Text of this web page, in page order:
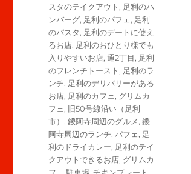
スタのテイクアウト, 足利のハ
ンバーグ, 足利のパフェ, 足利
のパスタ, 足利のデートに使え
るお店, 足利のおひとり様でも
入りやすいお店,通2丁目, 足利
のフレンチトースト, 足利のラ
ンチ, 足利のデリバリーがある
お店, 足利のカフェ, グリムカ
フェ, 旧50号線沿い（足利
市）,鑁阿寺周辺のグルメ,鑁
阿寺周辺のランチ,パフェ, 足
利のドライカレー, 足利のテイ
クアウトできるお店, グリムカ